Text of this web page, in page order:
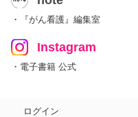
・『がん看護』編集室
Instagram
・電子書籍 公式
ログイン